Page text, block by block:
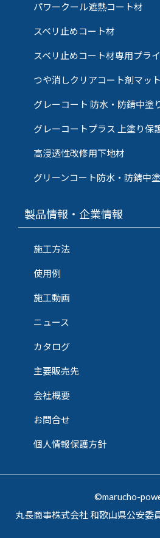
パワークール遮熱コート材
スベリ止めコート材
スベリ止めコート材専用プラ
つや消しクリアコート剤マッ
グレーコート 防水・防錆中塗
グレーコートプラス 上塗り保
高浸透性改修用下地材
グリーンコート防水・防錆中
製品情報・企業情報
施工方法
使用例
施工動画
ニュース
カタログ
主要販売先
会社概要
お問合せ
個人情報保護方針
©marucho-
丸長商事株式会社 和歌山県公安